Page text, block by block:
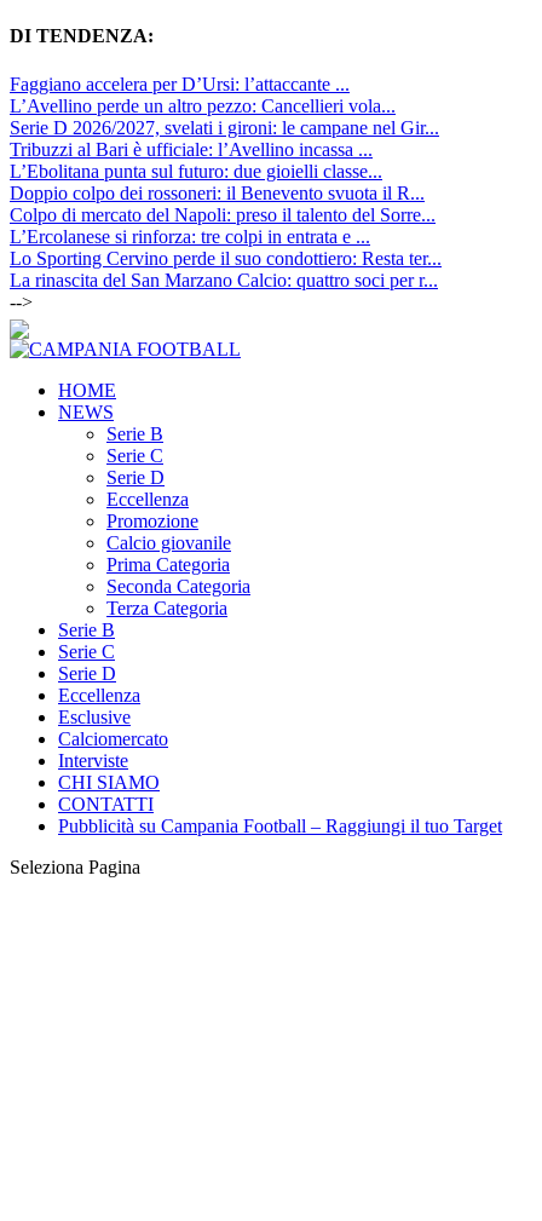
DI TENDENZA:
Faggiano accelera per D’Ursi: l’attaccante ...
L’Avellino perde un altro pezzo: Cancellieri vola...
Serie D 2026/2027, svelati i gironi: le campane nel Gir...
Tribuzzi al Bari è ufficiale: l’Avellino incassa ...
L’Ebolitana punta sul futuro: due gioielli classe...
Doppio colpo dei rossoneri: il Benevento svuota il R...
Colpo di mercato del Napoli: preso il talento del Sorre...
L’Ercolanese si rinforza: tre colpi in entrata e ...
Lo Sporting Cervino perde il suo condottiero: Resta ter...
La rinascita del San Marzano Calcio: quattro soci per r...
-->
HOME
NEWS
Serie B
Serie C
Serie D
Eccellenza
Promozione
Calcio giovanile
Prima Categoria
Seconda Categoria
Terza Categoria
Serie B
Serie C
Serie D
Eccellenza
Esclusive
Calciomercato
Interviste
CHI SIAMO
CONTATTI
Pubblicità su Campania Football – Raggiungi il tuo Target
Seleziona Pagina